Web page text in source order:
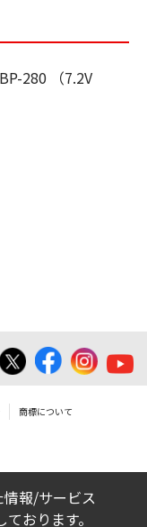
280 （7.2V
商標について
報/サービス
おります。